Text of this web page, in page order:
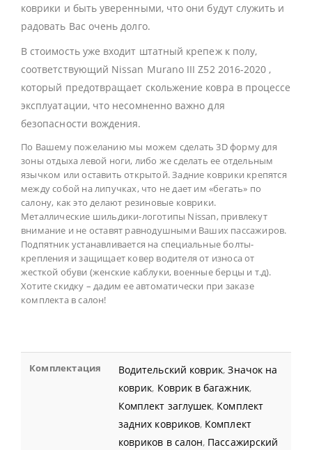
коврики и быть уверенными, что они будут служить и
радовать Вас очень долго.
В стоимость уже входит штатный крепеж к полу,
соответствующий Nissan Murano III Z52 2016-2020 ,
который предотвращает скольжение ковра в процессе
эксплуатации, что несомненно важно для
безопасности вождения.
По Вашему пожеланию мы можем сделать 3D форму для
зоны отдыха левой ноги, либо же сделать ее отдельным
язычком или оставить открытой. Задние коврики крепятся
между собой на липучках, что не дает им «бегать» по
салону, как это делают резиновые коврики.
Металлические шильдики-логотипы Nissan, привлекут
внимание и не оставят равнодушными Ваших пассажиров.
Подпятник устанавливается на специальные болты-
крепления и защищает ковер водителя от износа от
жесткой обуви (женские каблуки, военные берцы и т.д).
Хотите скидку – дадим ее автоматически при заказе
комплекта в салон!
Комплектация Водительский коврик,Значок на
коврик, Коврик в багажник,
Комплект заглушек, Комплект
задних ковриков, Комплект
ковриков в салон, Пассажирский